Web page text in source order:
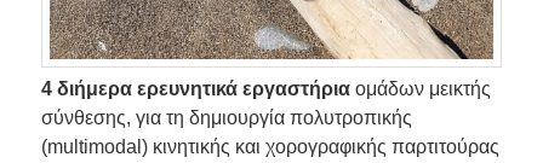
4 διήμερα ερευνητικά εργαστήριαομάδων μεικτής
σύνθεσης, για τη δημιουργία πολυτροπικής
(multimodal) κινητικής και χορογραφικής παρτιτούρας